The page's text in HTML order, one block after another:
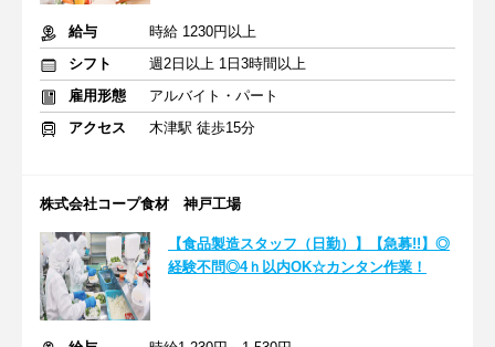
給与
時給 1230円以上
シフト
週2日以上 1日3時間以上
雇用形態
アルバイト・パート
アクセス
木津駅 徒歩15分
株式会社コープ食材 神戸工場
【食品製造スタッフ（日勤）】【急募!!】◎
経験不問◎4ｈ以内OK☆カンタン作業！